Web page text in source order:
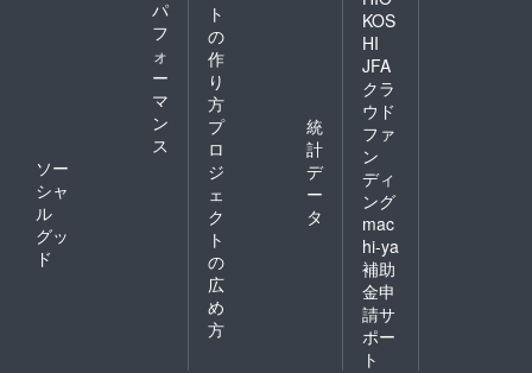
パ
フ
ォ
ー
マ
ン
ス
ソー
シャ
ル
グッ
ド
ト
の
作
り
方
プ
ロ
ジ
ェ
ク
ト
の
広
め
方
統
計
デ
ー
タ
KOS
HI
JFA
クラ
ウド
ファ
ン
ディ
ング
mac
hi-ya
補助
金申
請サ
ポー
ト